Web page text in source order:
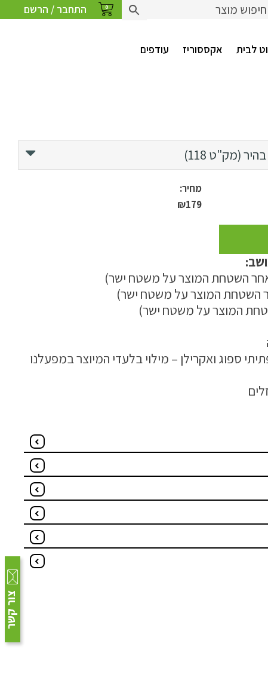
צור קשר
התחבר / הרשם 0
לבית אקססוריז עודפים
(מק"ט 118)
מחיר:
₪179
ספוג ואקרילן – מילוי בלעדי המיוצר במפעלנו